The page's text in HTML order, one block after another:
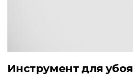
Инструмент для убоя